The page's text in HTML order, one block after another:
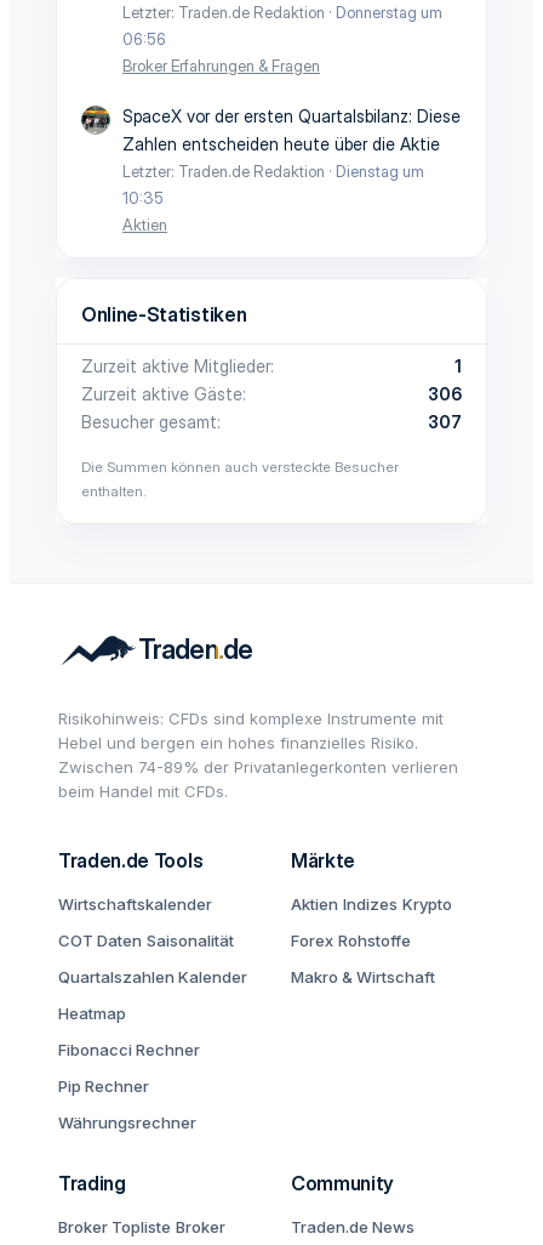
Letzter: Traden.de Redaktion
Donnerstag um
06:56
Broker Erfahrungen & Fragen
SpaceX vor der ersten Quartalsbilanz: Diese
Zahlen entscheiden heute über die Aktie
Letzter: Traden.de Redaktion
Dienstag um
10:35
Aktien
Online-Statistiken
Zurzeit aktive Mitglieder
1
Zurzeit aktive Gäste
306
Besucher gesamt
307
Die Summen können auch versteckte Besucher
enthalten.
Risikohinweis: CFDs sind komplexe Instrumente mit
Hebel und bergen ein hohes finanzielles Risiko.
Zwischen 74-89% der Privatanlegerkonten verlieren
beim Handel mit CFDs.
Traden.de Tools
Wirtschaftskalender
COT Daten Saisonalität
Quartalszahlen Kalender
Heatmap
Fibonacci Rechner
Pip Rechner
Währungsrechner
Märkte
Aktien Indizes Krypto
Forex Rohstoffe
Makro & Wirtschaft
Trading
Broker Topliste Broker
Community
Traden.de News